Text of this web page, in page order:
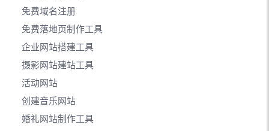
免费域名注册
免费落地页制作工具
企业网站搭建工具
摄影网站建站工具
活动网站
创建音乐网站
婚礼网站制作工具